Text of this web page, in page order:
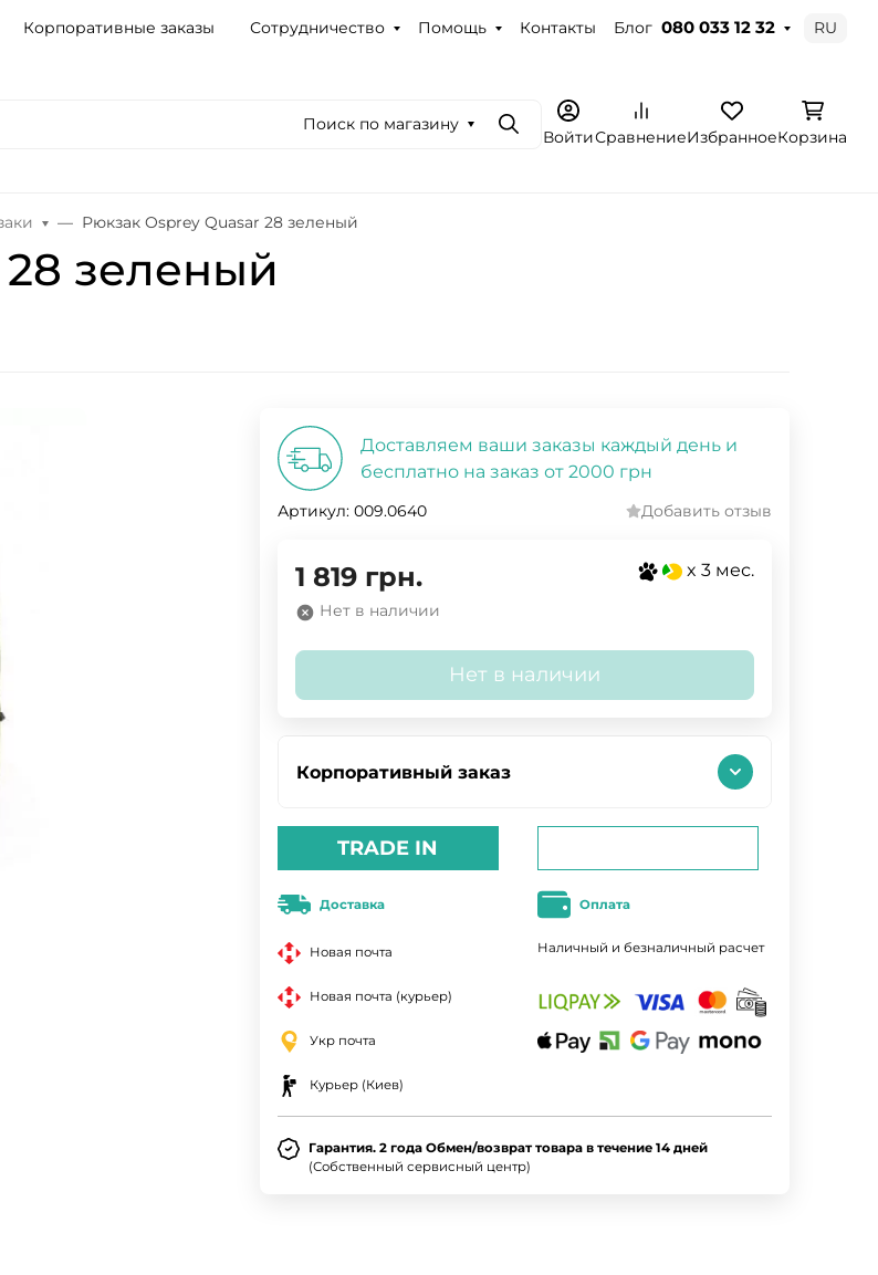
Корпоративные заказы Сотрудничество Помощь Контакты Блог 080 033 12 32 RU
Поиск по магазину
ПоискВойтиСравнениеИзбранноеКорзина
Рюкзак Osprey Quasar 28 зеленый
зеленый
Доставляем ваши заказы каждый день и
бесплатно на заказ от 2000 грн
Артикул: 009.0640 Добавить отзыв
1 819 грн. x 3 мес.
Нет в наличии
Нет в наличии
Корпоративный заказ
TRADE IN
Доставка
Новая почта
Новая почта (курьер)
Укр почта
Курьер (Киев)
Оплата
Наличный и безналичный расчет
Гарантия. 2 года Обмен/возврат товара в течение 14 дней
(Собственный сервисный центр)